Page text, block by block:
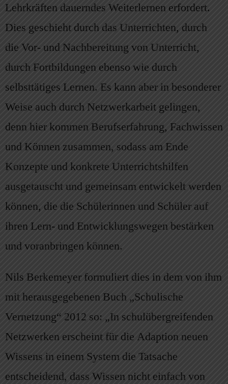
Lehrkräften dauerndes Weiterlernen erfordert.
Dies geschieht durch das Unterrichten, durch
die Vor- und Nachbereitung von Unterricht,
durch Fortbildungen ebenso wie durch
selbsttätiges Lernen. Es kann aber in besonderer
Weise auch durch Netzwerkarbeit gelingen,
denn hier kommen Berufserfahrung, Fachwissen
und Können zusammen, sodass am Ende
Konzepte und konkrete Unterrichtshilfen
ausgetauscht und gemeinsam entwickelt werden
können, die die Schülerinnen und Schüler auf
ihren Lern- und Entwicklungswegen bestärken
und voranbringen können.
Nils Berkemeyer formuliert dies in dem von ihm
mit herausgegebenen Buch „Schulische
Vernetzung“ 2012 so: „In schulübergreifenden
Netzwerken erscheint für die Adaption neuen
Wissens in einem System die Tatsache
entscheidend, dass Wissen nicht einfach von